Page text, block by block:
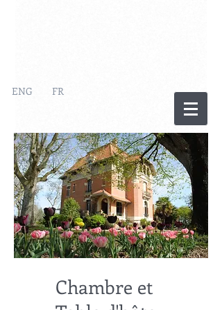
ENG FR
Chambre et